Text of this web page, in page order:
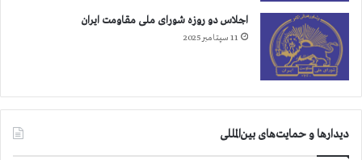
اجلاس دو روزه شورای ملی مقاومت ایران
11 سپتامبر 2025
دیدارها و حمایت‌های بین‌المللی